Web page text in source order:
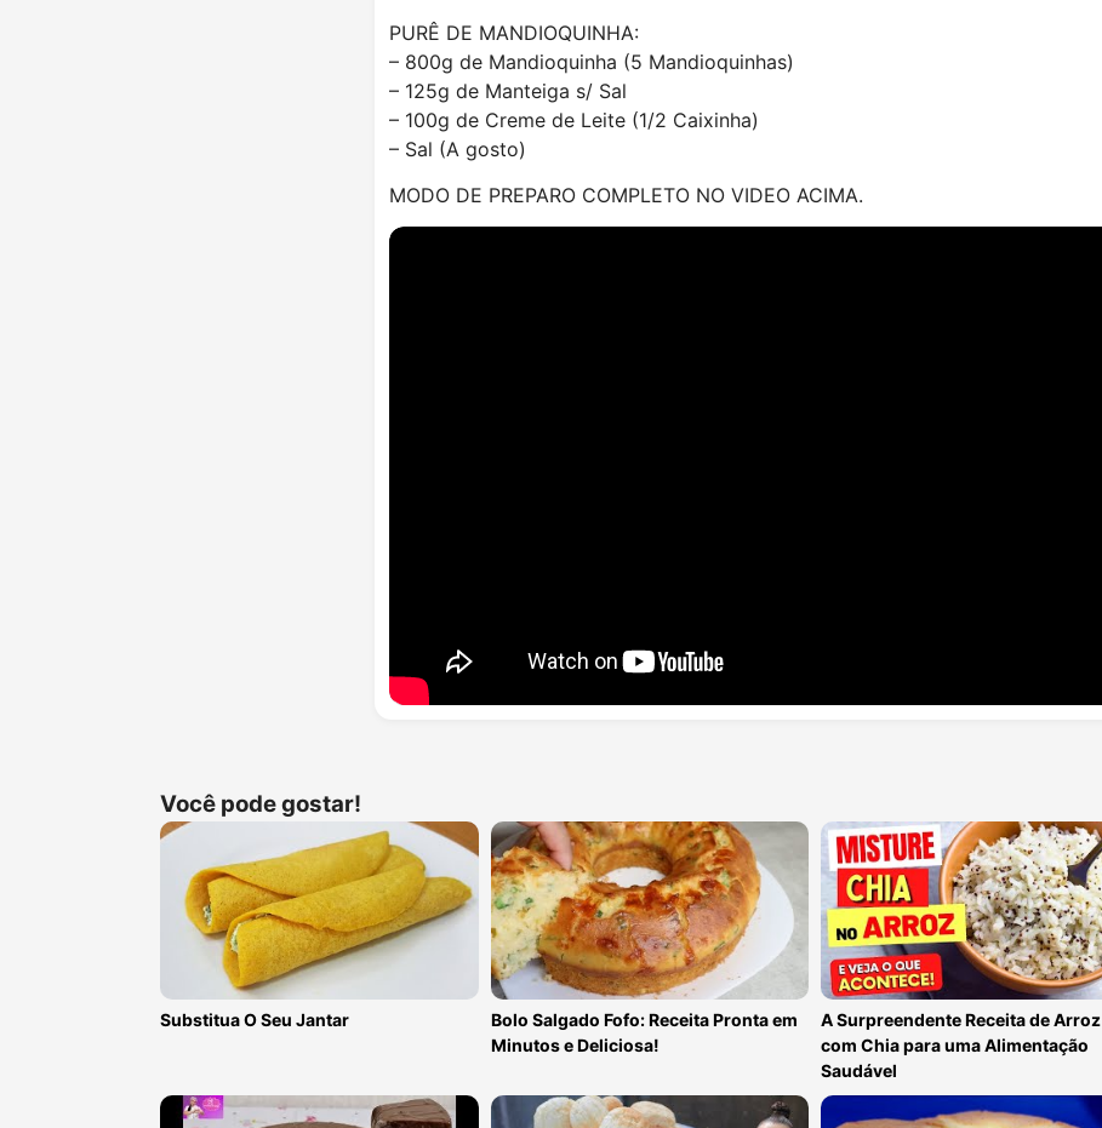
PURÊ DE MANDIOQUINHA:
– 800g de Mandioquinha (5 Mandioquinhas)
– 125g de Manteiga s/ Sal
– 100g de Creme de Leite (1/2 Caixinha)
– Sal (A gosto)
MODO DE PREPARO COMPLETO NO VIDEO ACIMA.
Você pode gostar!
Substitua O Seu Jantar
Bolo Salgado Fofo: Receita Pronta em
Minutos e Deliciosa!
A Surpreendente Receita de Arroz
com Chia para uma Alimentação
Saudável